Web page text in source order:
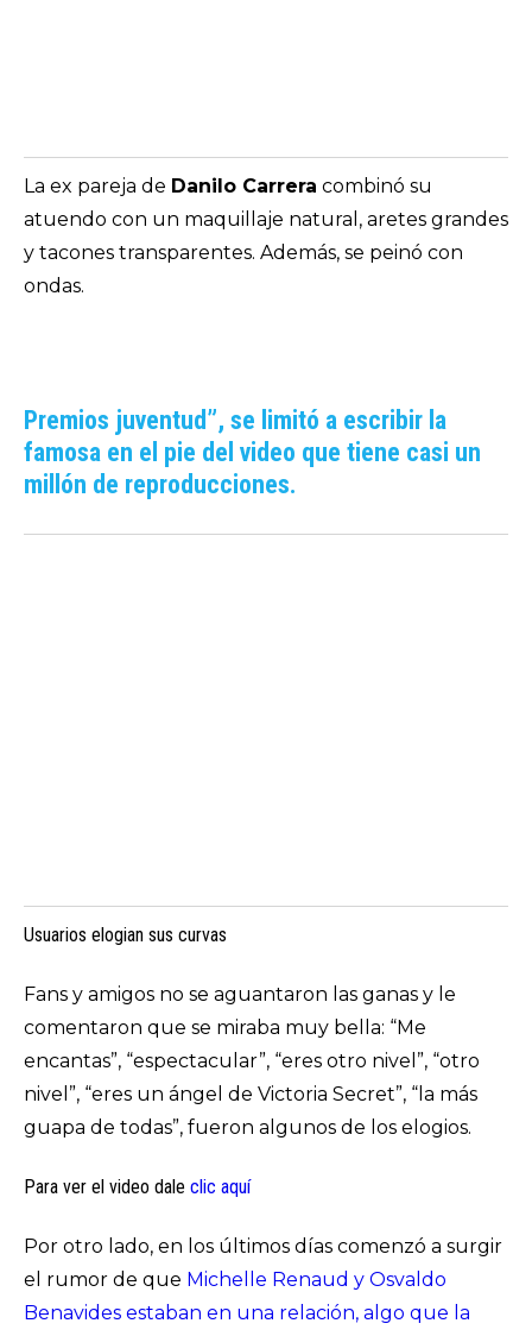
La ex pareja de Danilo Carrera combinó su
atuendo con un maquillaje natural, aretes grandes
y tacones transparentes. Además, se peinó con
ondas.
Premios juventud”, se limitó a escribir la
famosa en el pie del video que tiene casi un
millón de reproducciones.
Usuarios elogian sus curvas
Fans y amigos no se aguantaron las ganas y le
comentaron que se miraba muy bella: “Me
encantas”, “espectacular”, “eres otro nivel”, “otro
nivel”, “eres un ángel de Victoria Secret”, “la más
guapa de todas”, fueron algunos de los elogios.
Para ver el video dale clic aquí
Por otro lado, en los últimos días comenzó a surgir
el rumor de que Michelle Renaud y Osvaldo
Benavides estaban en una relación, algo que la